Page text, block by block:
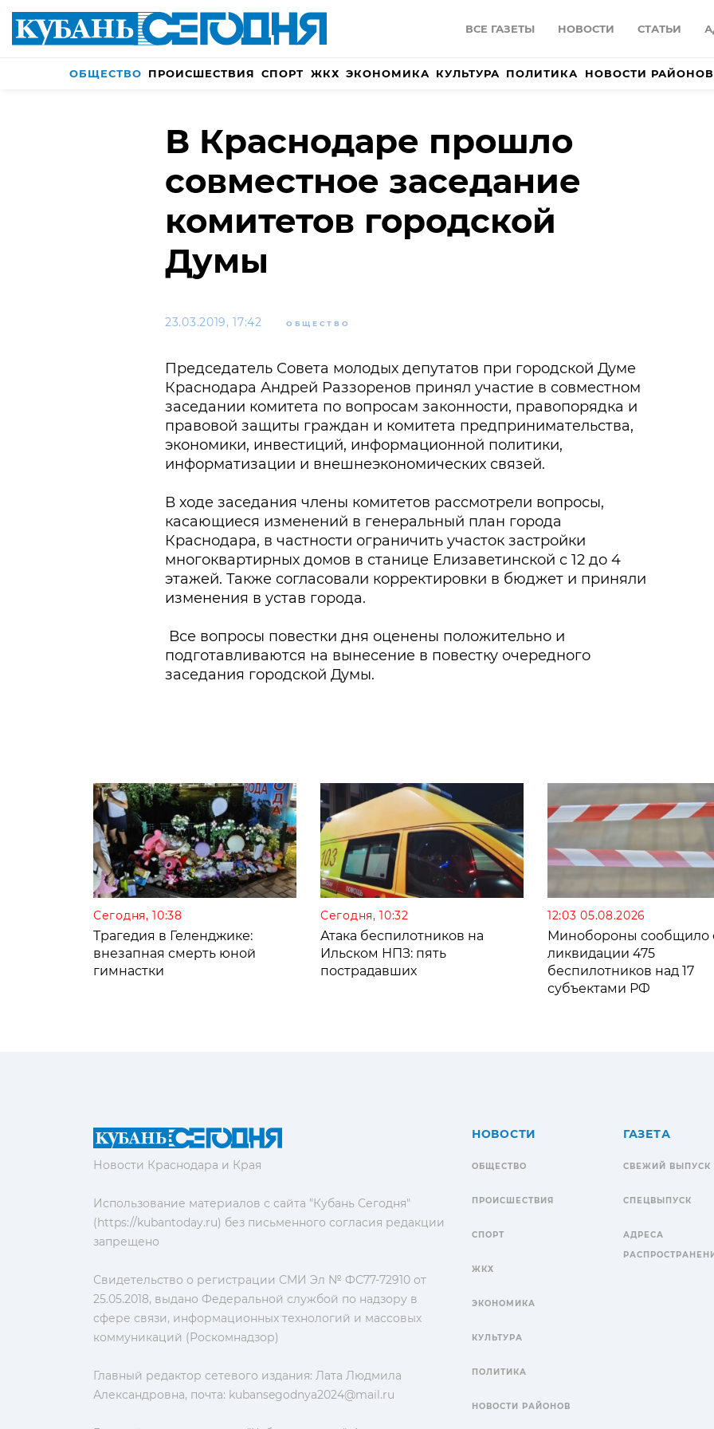
ВСЕ ГАЗЕТЫ НОВОСТИ СТАТЬИ
ОБЩЕСТВО ПРОИСШЕСТВИЯ СПОРТ ЖКХ ЭКОНОМИКА КУЛЬТУРА ПОЛИТИКА НОВОСТИ РАЙОНОВ
В Краснодаре прошло
совместное заседание
комитетов городской
Думы
23.03.2019, 17:42 ОБЩЕСТВО
Председатель Совета молодых депутатов при городской Думе
Краснодара Андрей Раззоренов принял участие в совместном
заседании комитета по вопросам законности, правопорядка и
правовой защиты граждан и комитета предпринимательства,
экономики, инвестиций, информационной политики,
информатизации и внешнеэкономических связей.
В ходе заседания члены комитетов рассмотрели вопросы,
касающиеся изменений в генеральный план города
Краснодара, в частности ограничить участок застройки
многоквартирных домов в станице Елизаветинской с 12 до 4
этажей. Также согласовали корректировки в бюджет и приняли
изменения в устав города.
Все вопросы повестки дня оценены положительно и
подготавливаются на вынесение в повестку очередного
заседания городской Думы.
Сегодня, 10:38
Трагедия в Геленджике:
внезапная смерть юной
гимнастки
Сегодня, 10:32
Атака беспилотников на
Ильском НПЗ: пять
пострадавших
12:03 05.08.2026
Минобороны сообщило
ликвидации 475
беспилотников над 17
субъектами РФ
Новости Краснодара и Края
Использование материалов с сайта "Кубань Сегодня"
(https://kubantoday.ru) без письменного согласия редакции
запрещено
Свидетельство о регистрации СМИ Эл № ФС77-72910 от
25.05.2018, выдано Федеральной службой по надзору в
сфере связи, информационных технологий и массовых
коммуникаций (Роскомнадзор)
Главный редактор сетевого издания: Лата Людмила
Александровна, почта: kubansegodnya2024@mail.ru
НОВОСТИ
ОБЩЕСТВО
ПРОИСШЕСТВИЯ
СПОРТ
ЖКХ
ЭКОНОМИКА
КУЛЬТУРА
ПОЛИТИКА
НОВОСТИ РАЙОНОВ
ГАЗЕТА
СВЕЖИЙ ВЫПУСК
СПЕЦВЫПУСК
АДРЕСА